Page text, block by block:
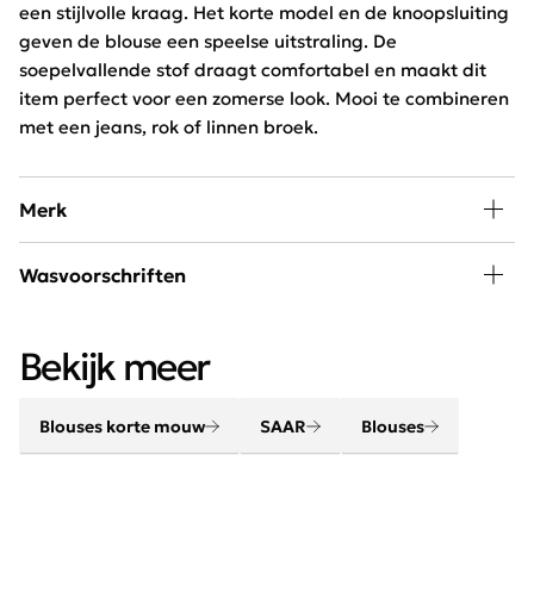
een stijlvolle kraag. Het korte model en de knoopsluiting
geven de blouse een speelse uitstraling. De
soepelvallende stof draagt comfortabel en maakt dit
item perfect voor een zomerse look. Mooi te combineren
met een jeans, rok of linnen broek.
Merk
A little piece of happiness kan iedere vrouw in haar
Wasvoorschriften
Bekijk meer
Blouses korte mouw SAAR Blouses